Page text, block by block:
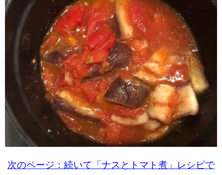
次のページ：続いて「ナスとトマト煮」レシピで